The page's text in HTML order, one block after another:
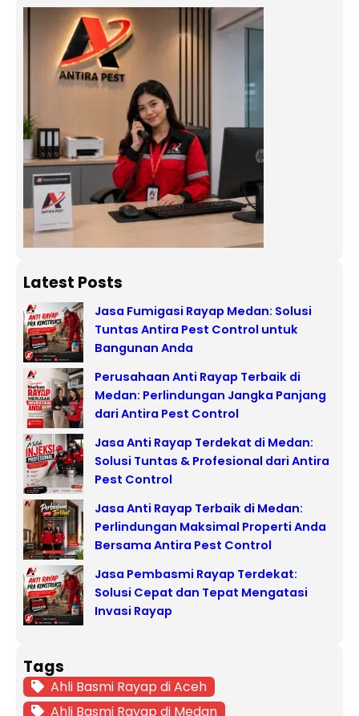
Latest Posts
Jasa Fumigasi Rayap Medan: Solusi
Tuntas Antira Pest Control untuk
Bangunan Anda
Perusahaan Anti Rayap Terbaik di
Medan: Perlindungan Jangka Panjang
dari Antira Pest Control
Jasa Anti Rayap Terdekat di Medan:
Solusi Tuntas & Profesional dari Antira
Pest Control
Jasa Anti Rayap Terbaik di Medan:
Perlindungan Maksimal Properti Anda
Bersama Antira Pest Control
Jasa Pembasmi Rayap Terdekat:
Solusi Cepat dan Tepat Mengatasi
Invasi Rayap
Tags
Ahli Basmi Rayap di Aceh
Ahli Basmi Rayap di Medan